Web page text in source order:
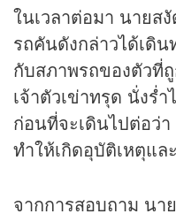
ในเวลาต่อมา นายส
รถคันดังกล่าวได้เดิน
กับสภาพรถของตัวที่
เจ้าตัวเข่าทรุด นั่งร่
ก่อนที่จะเดินไปต่อว่
ทำให้เกิดอุบัติเหตุแ
จากการสอบถาม นา